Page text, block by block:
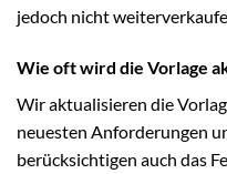
jedoch nicht
Wie oft wird die Vorlage
Wir aktualisieren die
neuesten Anforderungen
berücksichtigen auch das